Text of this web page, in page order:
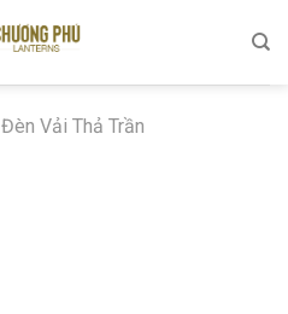
Đèn Vải Thả Trần